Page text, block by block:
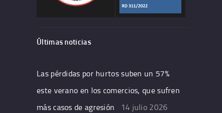
Últimas noticias
Las pérdidas por hurtos suben un 57%
este verano en los comercios, que sufren
más casos de agresión
14 julio 2026